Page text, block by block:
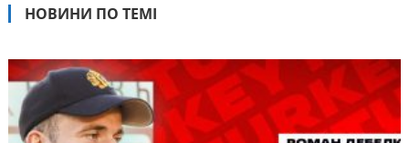
НОВИНИ ПО ТЕМІ